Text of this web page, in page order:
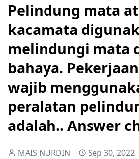
Pelindung mata
kacamata
melindungi mata
bahaya.
wajib
peralatan
adalah.. Answer
MAIS NURDIN Sep 30, 2022